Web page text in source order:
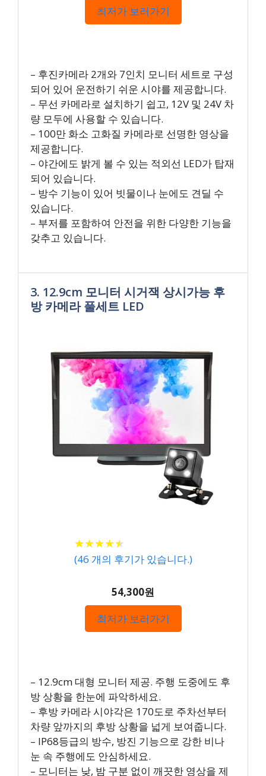
최저가 보러가기
– 후진카메라 2개와 7인치 모니터 세트로 구성
되어 있어 운전하기 쉬운 시야를 제공합니다.
– 무선 카메라로 설치하기 쉽고, 12V 및 24V 차
량 모두에 사용할 수 있습니다.
– 100만 화소 고화질 카메라로 선명한 영상을
제공합니다.
– 야간에도 밝게 볼 수 있는 적외선 LED가 탑재
되어 있습니다.
– 방수 기능이 있어 빗물이나 눈에도 견딜 수
있습니다.
– 부저를 포함하여 안전을 위한 다양한 기능을
갖추고 있습니다.
3. 12.9cm 모니터 시거잭 상시가능 후
방 카메라 풀세트 LED
★★★★★
★★★★★
(46 개의 후기가 있습니다.)
54,300원
최저가 보러가기
– 12.9cm 대형 모니터 제공. 주행 도중에도 후
방 상황을 한눈에 파악하세요.
– 후방 카메라 시야각은 170도로 주차선부터
차량 앞까지의 후방 상황을 넓게 보여줍니다.
– IP68등급의 방수, 방진 기능으로 강한 비나
눈 속 주행에도 안심하세요.
– 모니터는 낮, 밤 구분 없이 깨끗한 영상을 제